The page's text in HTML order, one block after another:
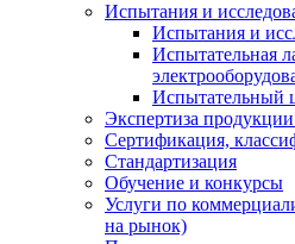
Испытания и
Испытания и
Испытательная
Испытательный
Экспертиза
Сертификация,
Стандартизация
Обучение и конкурсы
Услуги по
на рынок)